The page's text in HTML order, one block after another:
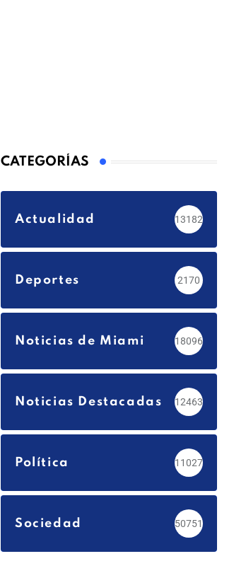
CATEGORÍAS
Actualidad 13182
Deportes 2170
Noticias de Miami 18096
Noticias Destacadas 12463
Política 11027
Sociedad 50751